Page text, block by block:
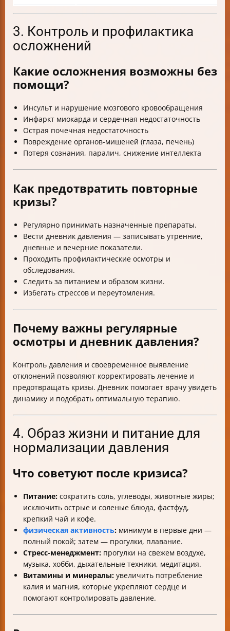
3. Контроль и профилактика
осложнений
Какие осложнения возможны без
помощи?
Инсульт и нарушение мозгового кровообращения
Инфаркт миокарда и сердечная недостаточность
Острая почечная недостаточность
Повреждение органов-мишеней (глаза, печень)
Потеря сознания, паралич, снижение интеллекта
Как предотвратить повторные
кризы?
Регулярно принимать назначенные препараты.
Вести дневник давления — записывать утренние,
дневные и вечерние показатели.
Проходить профилактические осмотры и
обследования.
Следить за питанием и образом жизни.
Избегать стрессов и переутомления.
Почему важны регулярные
осмотры и дневник давления?
Контроль давления и своевременное выявление
отклонений позволяют корректировать лечение и
предотвращать кризы. Дневник помогает врачу увидеть
динамику и подобрать оптимальную терапию.
4. Образ жизни и питание для
нормализации давления
Что советуют после кризиса?
Питание: сократить соль, углеводы, животные жиры;
исключить острые и соленые блюда, фастфуд,
крепкий чай и кофе.
физическая активность: минимум в первые дни —
полный покой; затем — прогулки, плавание.
Стресс-менеджмент: прогулки на свежем воздухе,
музыка, хобби, дыхательные техники, медитация.
Витамины и минералы: увеличить потребление
калия и магния, которые укрепляют сердце и
помогают контролировать давление.